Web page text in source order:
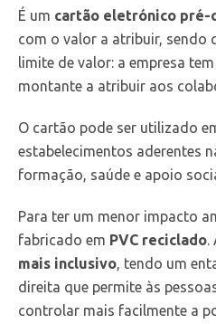
É um cartão eletrónico pré-
com o valor a atribuir, sendo
limite de valor: a empresa
montante a atribuir aos
O cartão pode ser utilizado
estabelecimentos aderentes
formação, saúde e apoio
Para ter um menor impacto
fabricado em PVC reciclado
mais inclusivo , tendo um
direita que permite às
controlar mais facilmente a